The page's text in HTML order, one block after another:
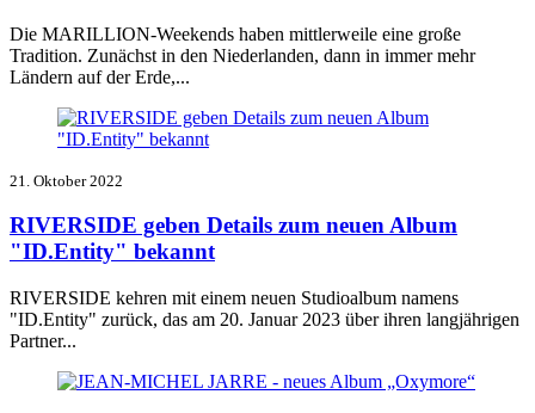
Die MARILLION-Weekends haben mittlerweile eine große
Tradition. Zunächst in den Niederlanden, dann in immer mehr
Ländern auf der Erde,...
21. Oktober 2022
RIVERSIDE geben Details zum neuen Album
"ID.Entity" bekannt
RIVERSIDE kehren mit einem neuen Studioalbum namens
"ID.Entity" zurück, das am 20. Januar 2023 über ihren langjährigen
Partner...